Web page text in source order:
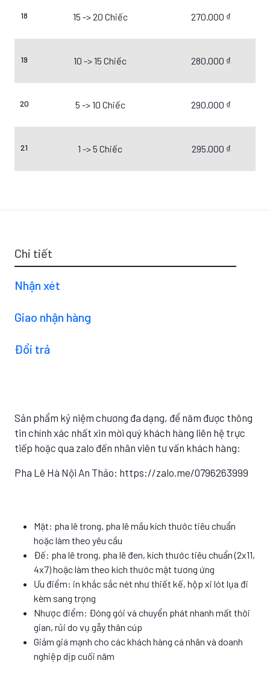
18 15 -> 20 Chiếc 270.000 ₫
19 10 -> 15 Chiếc 280.000 ₫
20 5 -> 10 Chiếc 290.000 ₫
21 1 -> 5 Chiếc 295.000 ₫
Chi tiết
Nhận xét
Giao nhận hàng
Đổi trả
Sản phẩm kỷ niệm chương đa dạng, để năm được thông
tin chính xác nhất xin mời quý khách hàng liên hệ trực
tiếp hoặc qua zalo đến nhân viên tư vấn khách hàng:
Pha Lê Hà Nội An Thảo: https://zalo.me/0796263999
Mặt: pha lê trong, pha lê mầu kích thước tiêu chuẩn
hoặc làm theo yêu cầu
Đế: pha lê trong, pha lê đen, kích thước tiêu chuẩn (2x11,
4x7) hoặc làm theo kích thước mặt tương ứng
Ưu điểm: in khắc sắc nét như thiết kế, hộp xi lót lụa đi
kèm sang trọng
Nhược điểm: Đóng gói và chuyển phát nhanh mất thời
gian, rủi do vụ gẫy thân cúp
Giảm giá mạnh cho các khách hàng cá nhân và doanh
nghiệp dịp cuối năm